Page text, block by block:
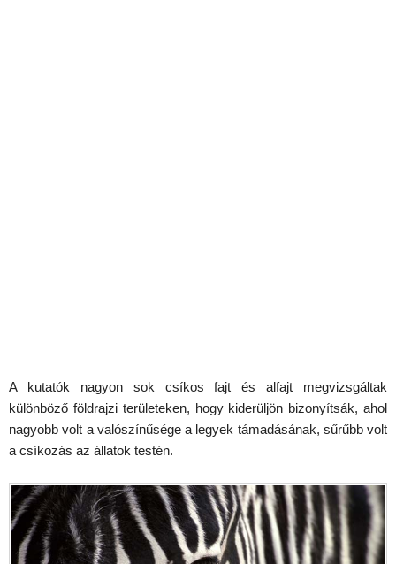
A kutatók nagyon sok csíkos fajt és alfajt megvizsgáltak
különböző földrajzi területeken, hogy kiderüljön bizonyítsák, ahol
nagyobb volt a valószínűsége a legyek támadásának, sűrűbb volt
a csíkozás az állatok testén.